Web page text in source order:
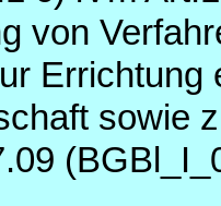
von
Errichtung
sowie